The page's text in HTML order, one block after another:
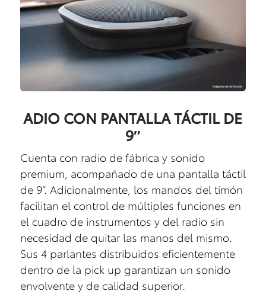
ADIO CON PANTALLA TÁCTIL DE
9″
Cuenta con radio de fábrica y sonido
premium, acompañado de una pantalla táctil
de 9”. Adicionalmente, los mandos del timón
facilitan el control de múltiples funciones en
el cuadro de instrumentos y del radio sin
necesidad de quitar las manos del mismo.
Sus 4 parlantes distribuidos eficientemente
dentro de la pick up garantizan un sonido
envolvente y de calidad superior.